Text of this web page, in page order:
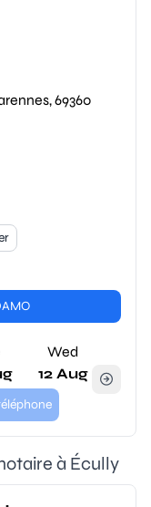
69360
Wed
12 Aug
à Écully